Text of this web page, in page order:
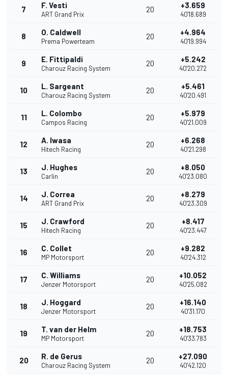
7 F. Vesti
ART Grand Prix
20 +3.659
40'18.689
8 O. Caldwell
Prema Powerteam
20 +4.964
40'19.994
9 E. Fittipaldi
Charouz Racing System
20 +5.242
40'20.272
10 L. Sargeant
Charouz Racing System
20 +5.461
40'20.491
11 L. Colombo
Campos Racing
20 +5.979
40'21.009
12 A. Iwasa
Hitech Racing
20 +6.268
40'21.298
13 J. Hughes
Carlin
20 +8.050
40'23.080
14 J. Correa
ART Grand Prix
20 +8.279
40'23.309
15 J. Crawford
Hitech Racing
20 +8.417
40'23.447
16 C. Collet
MP Motorsport
20 +9.282
40'24.312
17 C. Williams
Jenzer Motorsport
20 +10.052
40'25.082
18 J. Hoggard
Jenzer Motorsport
20 +16.140
40'31.170
19 T. van der Helm
MP Motorsport
20 +18.753
40'33.783
20 R. de Gerus
Charouz Racing System
20 +27.090
40'42.120